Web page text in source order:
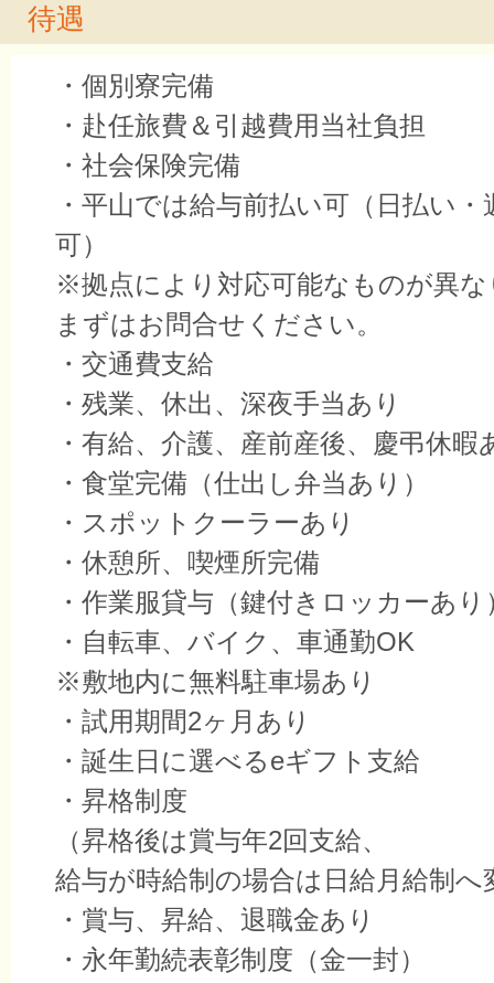
待遇
・個別寮完備
・赴任旅費＆引越費用当社負担
・社会保険完備
・平山では給与前払い可（日払い
可）
※拠点により対応可能なものが異
まずはお問合せください。
・交通費支給
・残業、休出、深夜手当あり
・有給、介護、産前産後、慶弔休暇
・食堂完備（仕出し弁当あり）
・スポットクーラーあり
・休憩所、喫煙所完備
・作業服貸与（鍵付きロッカーあり
・自転車、バイク、車通勤OK
※敷地内に無料駐車場あり
・試用期間2ヶ月あり
・誕生日に選べるeギフト支給
・昇格制度
（昇格後は賞与年2回支給、
給与が時給制の場合は日給月給制へ
・賞与、昇給、退職金あり
・永年勤続表彰制度（金一封）